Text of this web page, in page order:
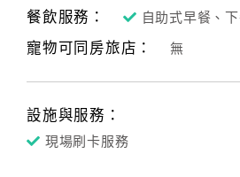
餐飲服務： 自助式早餐、
寵物可同房旅店： 無
設施與服務：
現場刷卡服務